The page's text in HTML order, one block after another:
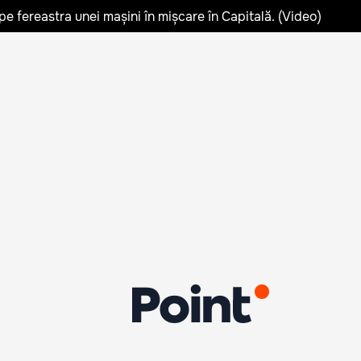
fereastra unei mașini în mișcare în Capitală. (Video)